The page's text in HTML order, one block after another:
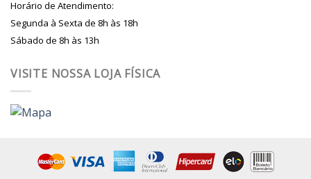
Horário de Atendimento:
Segunda à Sexta de 8h às 18h
Sábado de 8h às 13h
VISITE NOSSA LOJA FÍSICA